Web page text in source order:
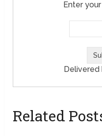
Enter
Delivered
Related